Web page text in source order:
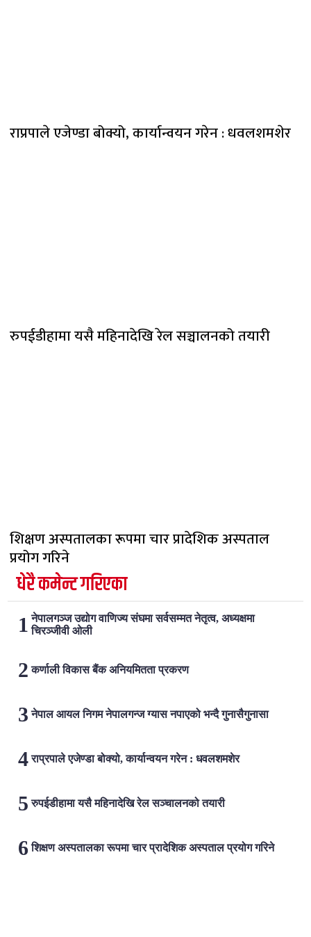
राप्रपाले एजेण्डा बोक्यो, कार्यान्वयन गरेन : धवलशमशेर
रुपईडीहामा यसै महिनादेखि रेल सञ्चालनको तयारी
शिक्षण अस्पतालका रूपमा चार प्रादेशिक अस्पताल
प्रयोग गरिने
धेरै कमेन्ट गरिएका
नेपालगञ्ज उद्योग वाणिज्य संघमा सर्वसम्मत नेतृत्व, अध्यक्षमा
चिरञ्जीवी ओली
कर्णाली विकास बैंक अनियमितता प्रकरण
नेपाल आयल निगम नेपालगन्ज ग्यास नपाएको भन्दै गुनासैगुनासा
राप्रपाले एजेण्डा बोक्यो, कार्यान्वयन गरेन : धवलशमशेर
रुपईडीहामा यसै महिनादेखि रेल सञ्चालनको तयारी
शिक्षण अस्पतालका रूपमा चार प्रादेशिक अस्पताल प्रयोग गरिने